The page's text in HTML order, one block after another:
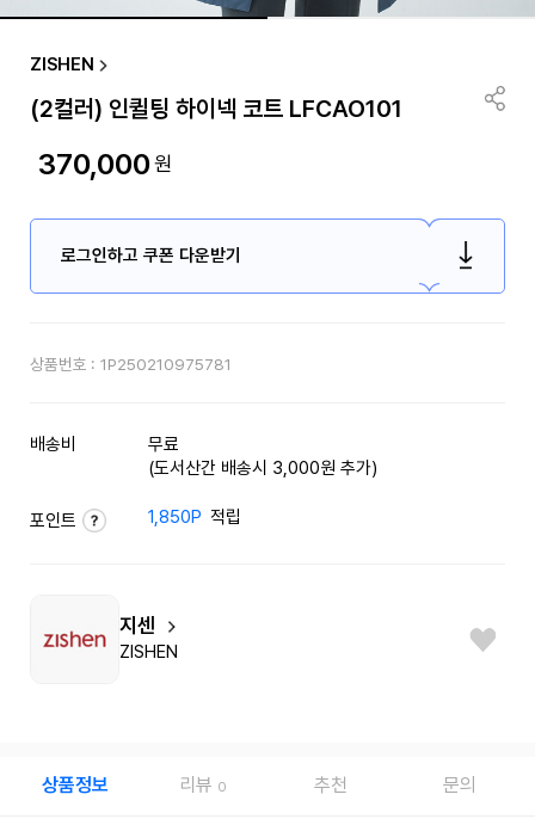
ZISHEN
(2컬러) 인퀼팅 하이넥 코트 LFCAO101
370,000원
로그인하고 쿠폰 다운받기
상품번호 : 1P250210975781
배송비
무료
(도서산간 배송시 3,000원 추가)
포인트 1,850P 적립
지센
ZISHEN
상품정보 리뷰 0 추천 문의